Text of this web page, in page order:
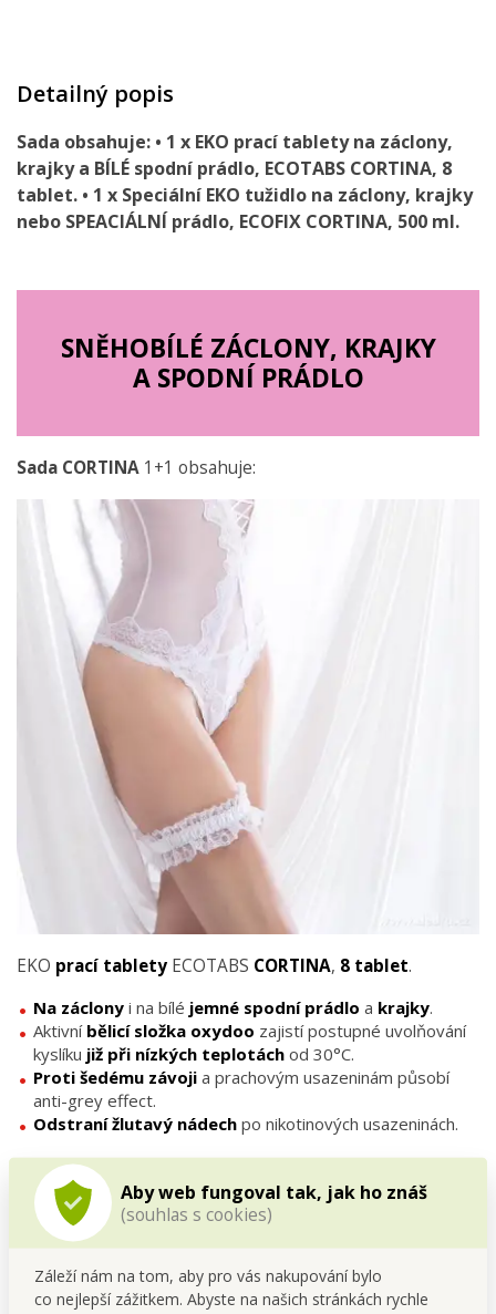
Aby web fungoval tak, jak ho znáš
(souhlas s cookies)
Záleží nám na tom, aby pro vás nakupování bylo
co nejlepší zážitkem. Abyste na našich stránkách rychle
Detailný popis
Sada obsahuje: • 1 x EKO prací tabletyna záclony,
krajky a BÍLÉ spodní prádlo, ECOTABS CORTINA, 8
tablet. • 1 x Speciální EKO tužidlo na záclony, krajky
nebo SPEACIÁLNÍ prádlo, ECOFIX CORTINA, 500 ml.
SNĚHOBÍLÉ ZÁCLONY, KRAJKY
A SPODNÍ PRÁDLO
Sada CORTINA 1+1 obsahuje:
EKO prací tablety ECOTABS CORTINA, 8 tablet.
Na záclony i na bílé jemné spodní prádlo a krajky.
Aktivní bělicí složka oxydoo zajistí postupné uvolňování
kyslíku již při nízkých teplotách od 30°C.
Proti šedému závoji a prachovým usazeninám působí
anti-grey effect.
Odstraní žlutavý nádech po nikotinových usazeninách.